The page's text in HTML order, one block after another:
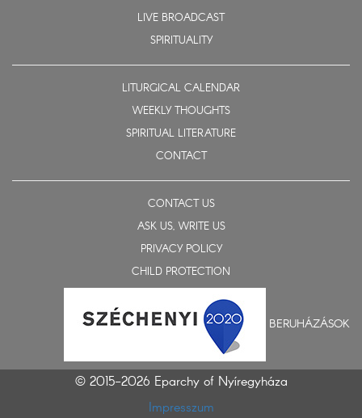
LIVE BROADCAST
SPIRITUALITY
LITURGICAL CALENDAR
WEEKLY THOUGHTS
SPIRITUAL LITERATURE
CONTACT
CONTACT US
ASK US, WRITE US
PRIVACY POLICY
CHILD PROTECTION
BERUHÁZÁSOK
© 2015-2026 Eparchy of Nyíregyháza
Impresszum